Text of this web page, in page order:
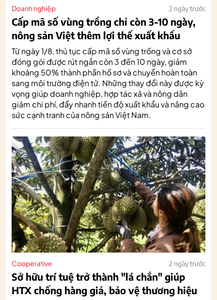
Doanh nghiệp 2 ngày trước
Cấp mã số vùng trồng chỉ còn 3-10 ngày,
nông sản Việt thêm lợi thế xuất khẩu
Từ ngày 1/8, thủ tục cấp mã số vùng trồng và cơ sở
đóng gói được rút ngắn còn 3 đến 10 ngày, giảm
khoảng 50% thành phần hồ sơ và chuyển hoàn toàn
sang môi trường điện tử. Những thay đổi này được kỳ
vọng giúp doanh nghiệp, hợp tác xã và nông dân
giảm chi phí, đẩy nhanh tiến độ xuất khẩu và nâng cao
sức cạnh tranh của nông sản Việt Nam.
Cooperative 2 ngày trước
Sở hữu trí tuệ trở thành "lá chắn" giúp
HTX chống hàng giả, bảo vệ thương hiệu